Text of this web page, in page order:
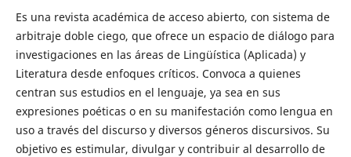
Es una revista académica de acceso abierto, con sistema de
arbitraje doble ciego, que ofrece un espacio de diálogo para
investigaciones en las áreas de Lingüística (Aplicada) y
Literatura desde enfoques críticos. Convoca a quienes
centran sus estudios en el lenguaje, ya sea en sus
expresiones poéticas o en su manifestación como lengua en
uso a través del discurso y diversos géneros discursivos. Su
objetivo es estimular, divulgar y contribuir al desarrollo de